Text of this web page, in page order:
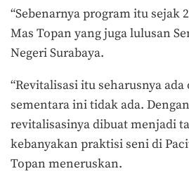
“Sebenarnya program itu sejak
Mas Topan yang juga lulusan
Negeri Surabaya.
“Revitalisasi itu seharusnya
sementara ini tidak ada.
revitalisasinya dibuat menjadi
kebanyakan praktisi seni di
Topan meneruskan.